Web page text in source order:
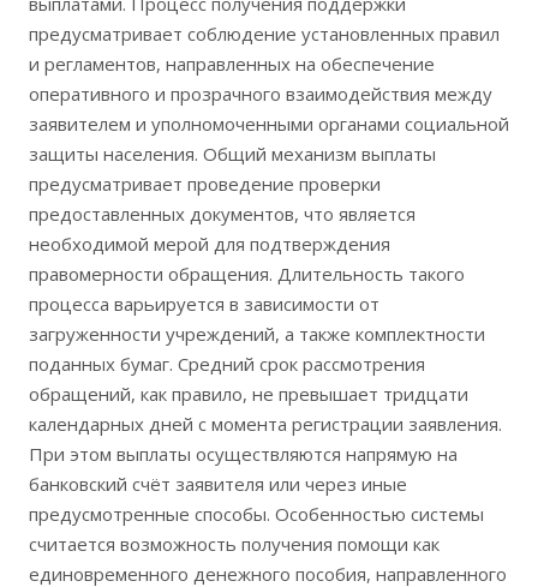
предусматривает соблюдение установленных правил
и регламентов, направленных на обеспечение
оперативного и прозрачного взаимодействия между
заявителем и уполномоченными органами социальной
защиты населения. Общий механизм выплаты
предусматривает проведение проверки
предоставленных документов, что является
необходимой мерой для подтверждения
правомерности обращения. Длительность такого
процесса варьируется в зависимости от
загруженности учреждений, а также комплектности
поданных бумаг. Средний срок рассмотрения
обращений, как правило, не превышает тридцати
календарных дней с момента регистрации заявления.
При этом выплаты осуществляются напрямую на
банковский счёт заявителя или через иные
предусмотренные способы. Особенностью системы
считается возможность получения помощи как
единовременного денежного пособия, направленного